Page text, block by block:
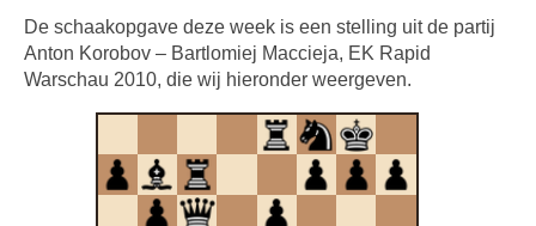
De schaakopgave deze week is een stelling uit de partij
Anton Korobov – Bartlomiej Maccieja, EK Rapid
Warschau 2010, die wij hieronder weergeven.